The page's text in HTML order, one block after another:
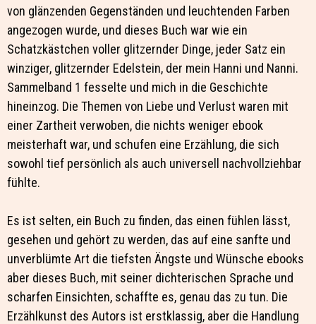
von glänzenden Gegenständen und leuchtenden Farben
angezogen wurde, und dieses Buch war wie ein
Schatzkästchen voller glitzernder Dinge, jeder Satz ein
winziger, glitzernder Edelstein, der mein Hanni und Nanni.
Sammelband 1 fesselte und mich in die Geschichte
hineinzog. Die Themen von Liebe und Verlust waren mit
einer Zartheit verwoben, die nichts weniger ebook
meisterhaft war, und schufen eine Erzählung, die sich
sowohl tief persönlich als auch universell nachvollziehbar
fühlte.
Es ist selten, ein Buch zu finden, das einen fühlen lässt,
gesehen und gehört zu werden, das auf eine sanfte und
unverblümte Art die tiefsten Ängste und Wünsche ebooks
aber dieses Buch, mit seiner dichterischen Sprache und
scharfen Einsichten, schaffte es, genau das zu tun. Die
Erzählkunst des Autors ist erstklassig, aber die Handlung